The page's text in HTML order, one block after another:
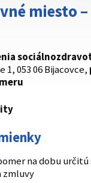
miesto –
1, 053 06 Bijacovce,
na dobu
zmluvy